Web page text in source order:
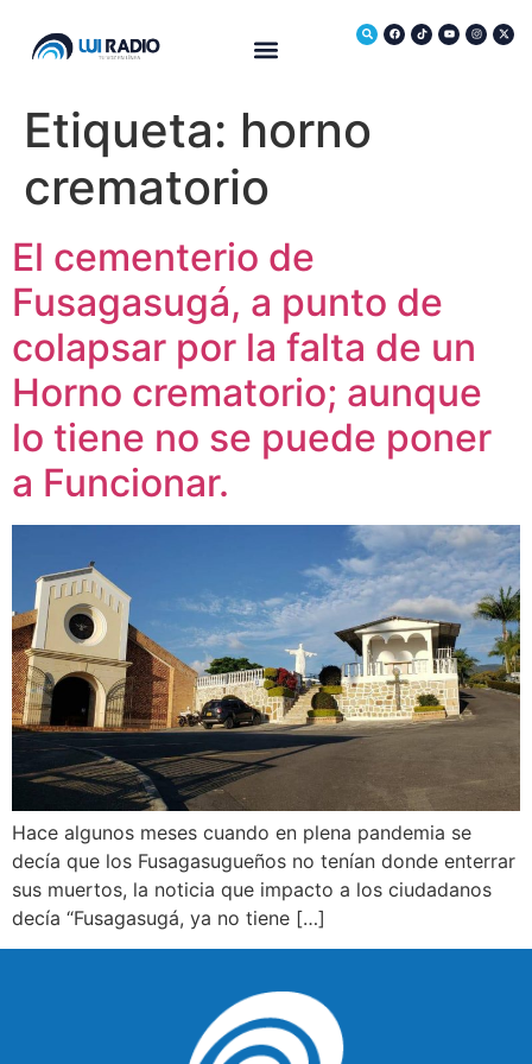
Etiqueta: horno
crematorio
El cementerio de
Fusagasugá, a punto de
colapsar por la falta de un
Horno crematorio; aunque
lo tiene no se puede poner
a Funcionar.
Hace algunos meses cuando en plena pandemia se
decía que los Fusagasugueños no tenían donde enterrar
sus muertos, la noticia que impacto a los ciudadanos
decía “Fusagasugá, ya no tiene […]